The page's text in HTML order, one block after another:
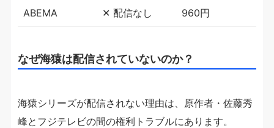
ABEMA ✕ 配信なし 960円
なぜ海猿は配信されていないのか？
海猿シリーズが配信されない理由は、原作者・佐藤秀
峰とフジテレビの間の権利トラブルにあります。